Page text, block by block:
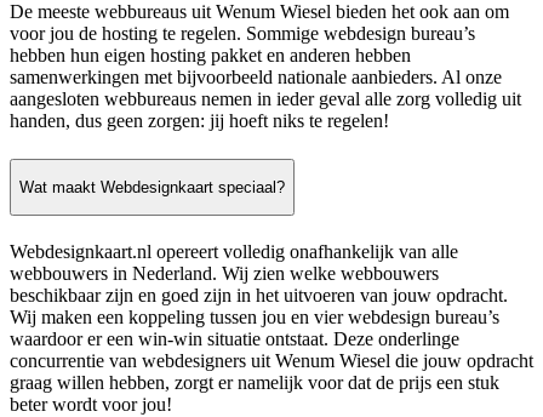
De meeste webbureaus uit Wenum Wiesel bieden het ook aan om
voor jou de hosting te regelen. Sommige webdesign bureau’s
hebben hun eigen hosting pakket en anderen hebben
samenwerkingen met bijvoorbeeld nationale aanbieders. Al onze
aangesloten webbureaus nemen in ieder geval alle zorg volledig uit
handen, dus geen zorgen: jij hoeft niks te regelen!
Wat maakt Webdesignkaart speciaal?
Webdesignkaart.nl opereert volledig onafhankelijk van alle
webbouwers in Nederland. Wij zien welke webbouwers
beschikbaar zijn en goed zijn in het uitvoeren van jouw opdracht.
Wij maken een koppeling tussen jou en vier webdesign bureau’s
waardoor er een win-win situatie ontstaat. Deze onderlinge
concurrentie van webdesigners uit Wenum Wiesel die jouw opdracht
graag willen hebben, zorgt er namelijk voor dat de prijs een stuk
beter wordt voor jou!